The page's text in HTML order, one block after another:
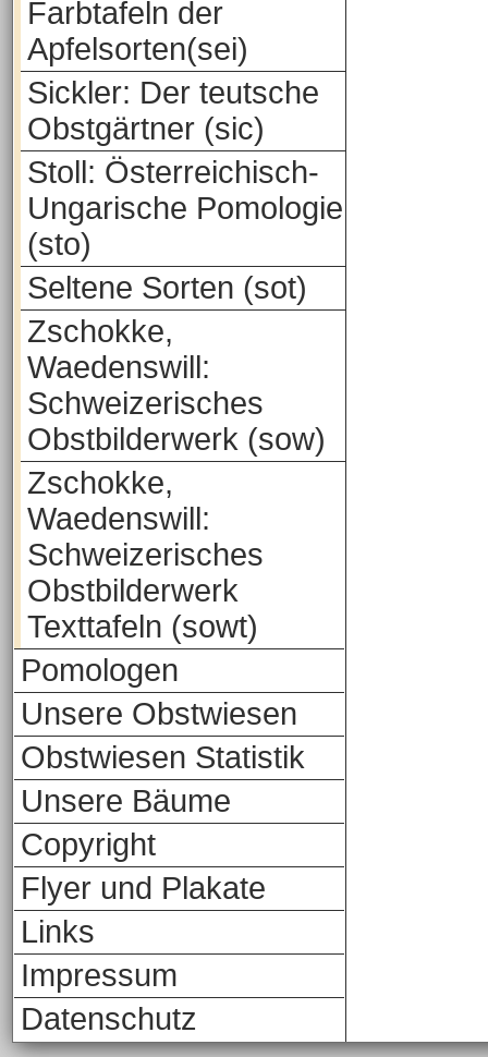
Farbtafeln der
Apfelsorten(sei)
Sickler: Der teutsche
Obstgärtner (sic)
Stoll: Österreichisch-
Ungarische Pomologie
(sto)
Seltene Sorten (sot)
Zschokke,
Waedenswill:
Schweizerisches
Obstbilderwerk (sow)
Zschokke,
Waedenswill:
Schweizerisches
Obstbilderwerk
Texttafeln (sowt)
Pomologen
Unsere Obstwiesen
Obstwiesen Statistik
Unsere Bäume
Copyright
Flyer und Plakate
Links
Impressum
Datenschutz